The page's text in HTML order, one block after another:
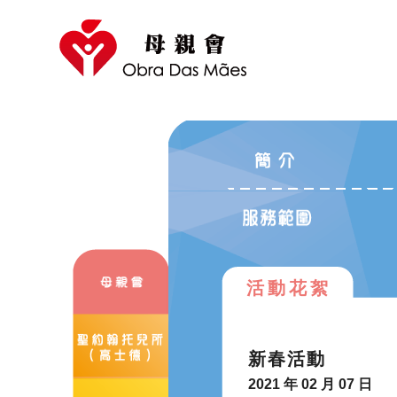
活動花絮
新春活動
2021 年 02 月 07 日